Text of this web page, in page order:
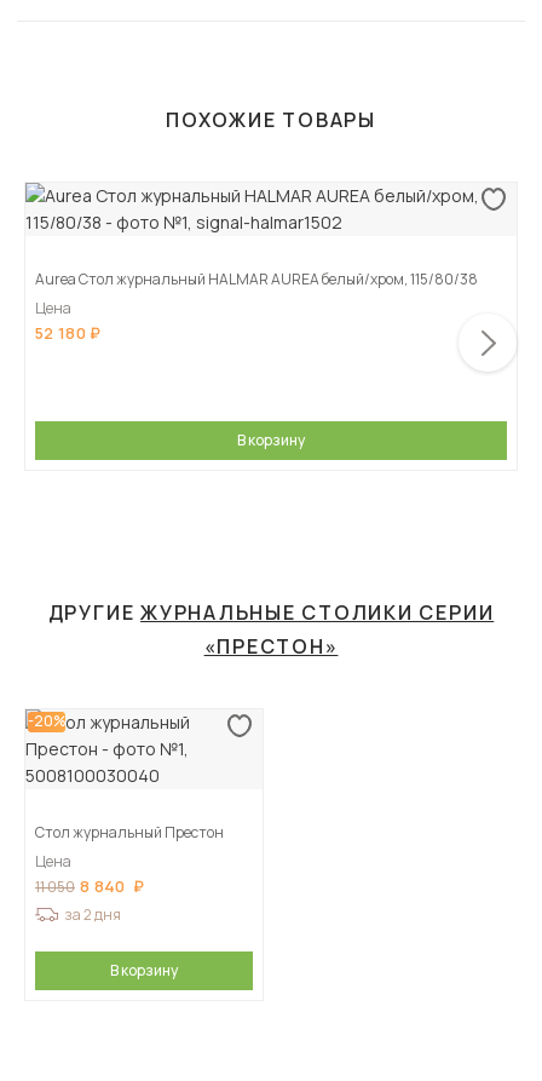
ПОХОЖИЕ ТОВАРЫ
Aurea Стол журнальный HALMAR AUREA белый/хром, 115/80/38
Цена
52 180
В корзину
ДРУГИЕЖУРНАЛЬНЫЕ СТОЛИКИ СЕРИИ
«ПРЕСТОН»
-20%
Стол журнальный Престон
Цена
11 050 8 840
за 2 дня
В корзину